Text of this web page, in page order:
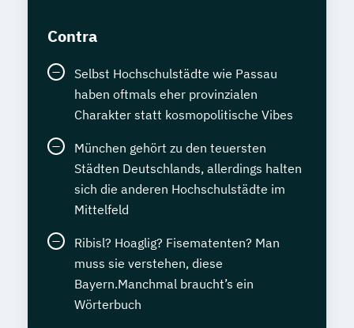
Contra
Selbst Hochschulstädte wie Passau
haben oftmals eher provinzialen
Charakter statt kosmopolitische Vibes
München gehört zu den teuersten
Städten Deutschlands, allerdings halten
sich die anderen Hochschulstädte im
Mittelfeld
Ribisl? Hoaglig? Fisematenten? Man
muss sie verstehen, diese
Bayern.Manchmal braucht’s ein
Wörterbuch